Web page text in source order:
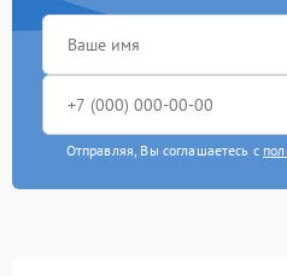
Отправляя, Вы соглашаетесь с